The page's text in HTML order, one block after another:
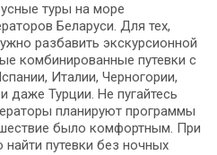
туры на море
Беларуси. Для тех,
разбавить экскурсионной
комбинированные путевки с
Италии, Черногории,
даже Турции. Не пугайтесь
планируют программы
было комфортным. При
путевки без ночных